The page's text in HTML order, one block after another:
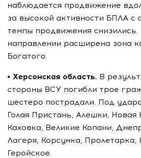
наблюдается продвижение
за высокой активности БПЛА с
темпы продвижения
направлении расширена зона
Богатого.
▪️ Херсонская область. В
стороны ВСУ погибли трое
шестеро пострадали. Под
Голая Пристань, Алешки, Новая
Каховка, Великие Копани,
Лагеря, Корсунка, Пролетарка,
Геройское.